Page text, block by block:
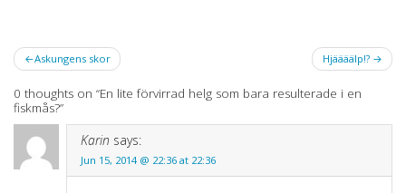
Post
navigation
Askungens skor Hjäääälp!?
0 thoughts on “En lite förvirrad helg som bara resulterade i en
fiskmås?”
Karin says:
Jun 15, 2014 @ 22:36 at 22:36